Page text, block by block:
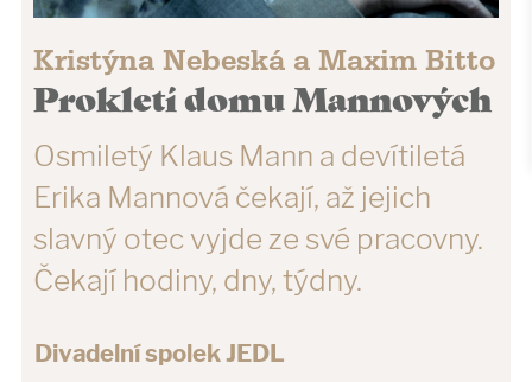
Kristýna Nebeská a Maxim Bitto
Prokletí domu Mannových
Osmiletý Klaus Mann a devítiletá
Erika Mannová čekají, až jejich
slavný otec vyjde ze své pracovny.
Čekají hodiny, dny, týdny.
Divadelní spolek JEDL